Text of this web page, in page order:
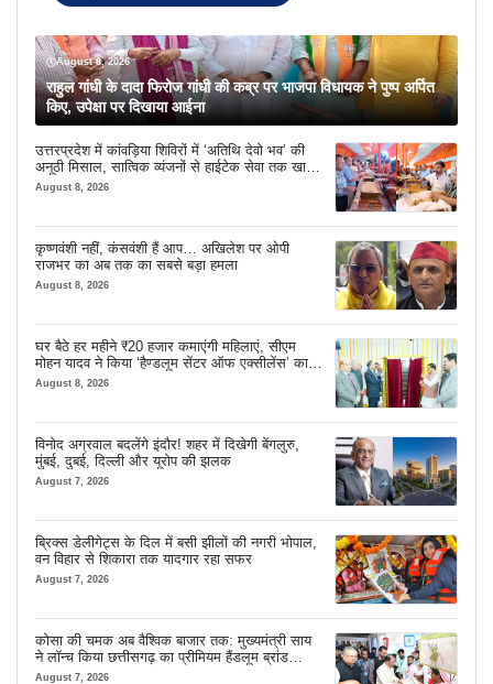
August 8, 2026
राहुल गांधी के दादा फिरोज गांधी की कब्र पर भाजपा विधायक ने पुष्प अर्पित
किए, उपेक्षा पर दिखाया आईना
उत्तरप्रदेश में कांवड़िया शिविरों में ‘अतिथि देवो भव’ की
अनूठी मिसाल, सात्विक व्यंजनों से हाईटेक सेवा तक खास
इंतजाम
August 8, 2026
कृष्णवंशी नहीं, कंसवंशी हैं आप… अखिलेश पर ओपी
राजभर का अब तक का सबसे बड़ा हमला
August 8, 2026
घर बैठे हर महीने ₹20 हजार कमाएंगी महिलाएं, सीएम
मोहन यादव ने किया ‘हैण्डलूम सेंटर ऑफ एक्सीलेंस’ का
शुभारंभ
August 8, 2026
विनोद अग्रवाल बदलेंगे इंदौर! शहर में दिखेगी बेंगलुरु,
मुंबई, दुबई, दिल्ली और यूरोप की झलक
August 7, 2026
ब्रिक्स डेलीगेट्स के दिल में बसी झीलों की नगरी भोपाल,
वन विहार से शिकारा तक यादगार रहा सफर
August 7, 2026
कोसा की चमक अब वैश्विक बाजार तक: मुख्यमंत्री साय
ने लॉन्च किया छत्तीसगढ़ का प्रीमियम हैंडलूम ब्रांड
‘कोशल फैब’
August 7, 2026